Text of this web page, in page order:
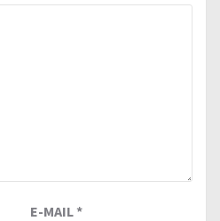
E-MAIL*